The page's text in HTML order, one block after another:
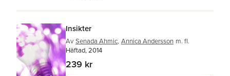
Insikter
Av Senada Ahmic, Annica Andersson m. fl.
Häftad, 2014
239 kr